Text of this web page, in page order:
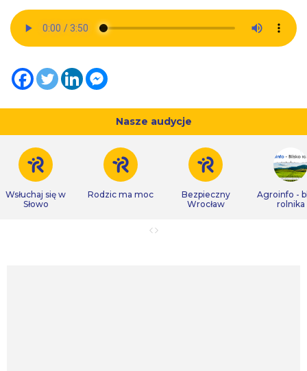
Nasze audycje
Wsłuchaj się w
Słowo
Rodzic ma moc
Bezpieczny
Wrocław
Agroinfo -
rolnika